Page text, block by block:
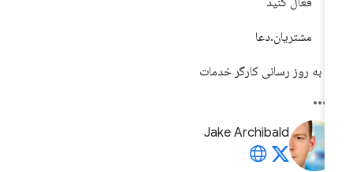
مشتریان.دعا
به روز رسانی کارگر خدمات
Jake Archibald